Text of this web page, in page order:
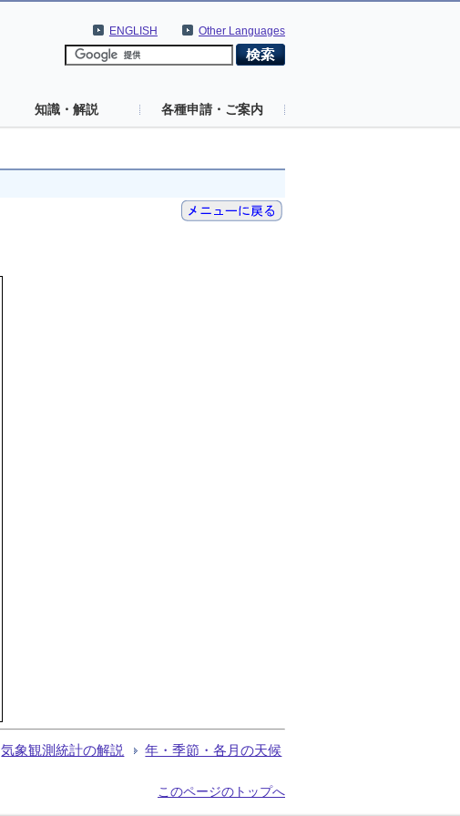
Other Languages
ENGLISH
知識・解説 各種申請・ご案内
気象観測統計の解説 年・季節・各月の天候
このページのトップへ